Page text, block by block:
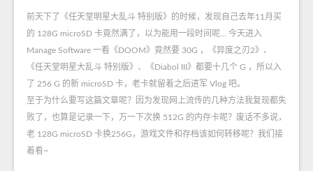
前天下了《任天堂明星大乱斗 特别版》的时候，发现自己去年11月买
的 128G microSD 卡竟然满了，以为能用一段时间呢… 今天进入
Manage Software 一看《DOOM》竟然要 30G ，《异度之刃2》、
《任天堂明星大乱斗 特别版》、《Diabol III》都要十几个 G ，所以入
了 256 G 的新 microSD 卡，老卡就留着之后进军 Vlog 吧。
至于为什么要写这篇文章呢？因为发现网上流传的几种方法我复现都失
败了，也算是记录一下，万一下次换 512G 的内存卡呢？废话不多说，
老 128G microSD 卡换256G，游戏文件和存档该如何转移呢？我们接
着看~